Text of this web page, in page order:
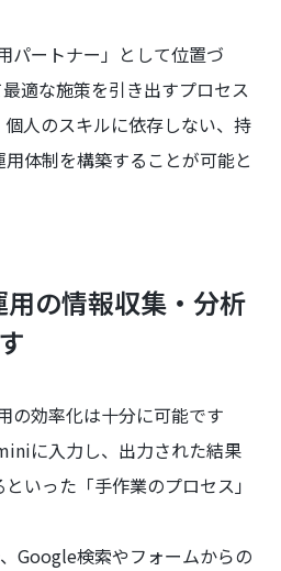
パートナー」として位置づ
適な施策を引き出すプロセス
人のスキルに依存しない、持
体制を構築することが可能と
用の情報収集・分析
の効率化は十分に可能です
に入力し、出力された結果
いった「手作業のプロセス」
Google検索やフォームからの